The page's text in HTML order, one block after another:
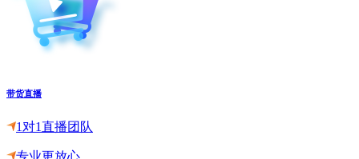
带货直播
1对1直播团队